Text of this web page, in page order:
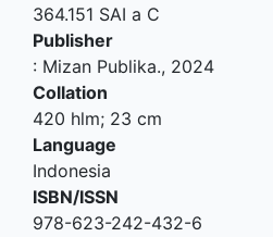
364.151 SAI a C
Publisher
: Mizan Publika., 2024
Collation
420 hlm; 23 cm
Language
Indonesia
ISBN/ISSN
978-623-242-432-6